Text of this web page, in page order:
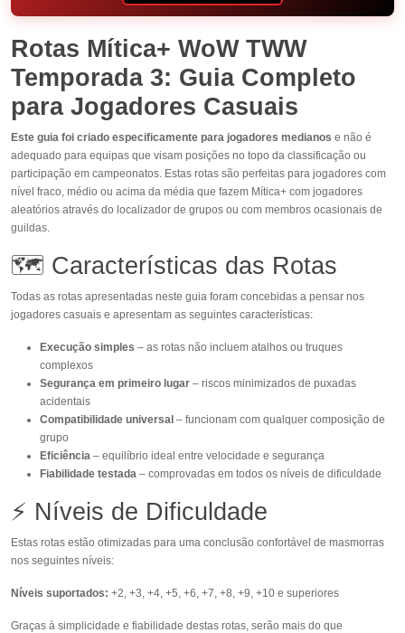
Rotas Mítica+ WoW TWW
Temporada 3: Guia Completo
para Jogadores Casuais
Este guia foi criado especificamente para jogadores medianos e não é
adequado para equipas que visam posições no topo da classificação ou
participação em campeonatos. Estas rotas são perfeitas para jogadores com
nível fraco, médio ou acima da média que fazem Mítica+ com jogadores
aleatórios através do localizador de grupos ou com membros ocasionais de
guildas.
🗺️ Características das Rotas
Todas as rotas apresentadas neste guia foram concebidas a pensar nos
jogadores casuais e apresentam as seguintes características:
Execução simples – as rotas não incluem atalhos ou truques
complexos
Segurança em primeiro lugar – riscos minimizados de puxadas
acidentais
Compatibilidade universal – funcionam com qualquer composição de
grupo
Eficiência – equilíbrio ideal entre velocidade e segurança
Fiabilidade testada – comprovadas em todos os níveis de dificuldade
⚡ Níveis de Dificuldade
Estas rotas estão otimizadas para uma conclusão confortável de masmorras
nos seguintes níveis:
Níveis suportados: +2, +3, +4, +5, +6, +7, +8, +9, +10 e superiores
Graças à simplicidade e fiabilidade destas rotas, serão mais do que